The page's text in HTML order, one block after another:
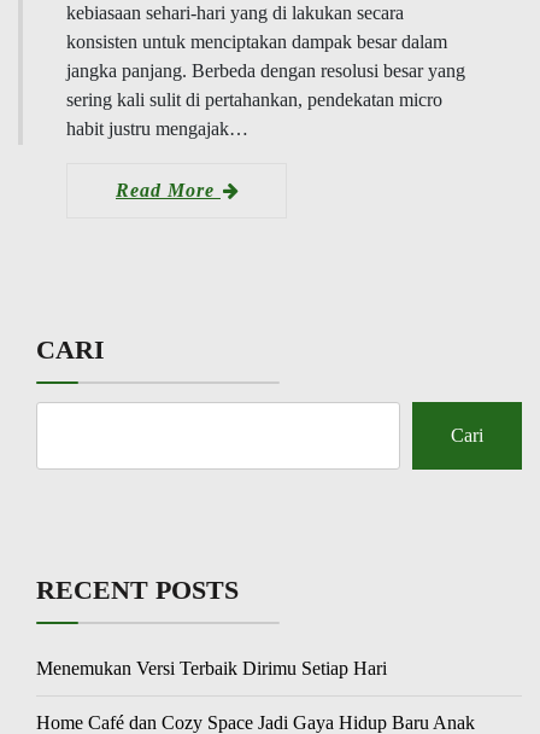
kebiasaan sehari-hari yang di lakukan secara
konsisten untuk menciptakan dampak besar dalam
jangka panjang. Berbeda dengan resolusi besar yang
sering kali sulit di pertahankan, pendekatan micro
habit justru mengajak…
Read More
CARI
Cari
RECENT POSTS
Menemukan Versi Terbaik Dirimu Setiap Hari
Home Café dan Cozy Space Jadi Gaya Hidup Baru Anak